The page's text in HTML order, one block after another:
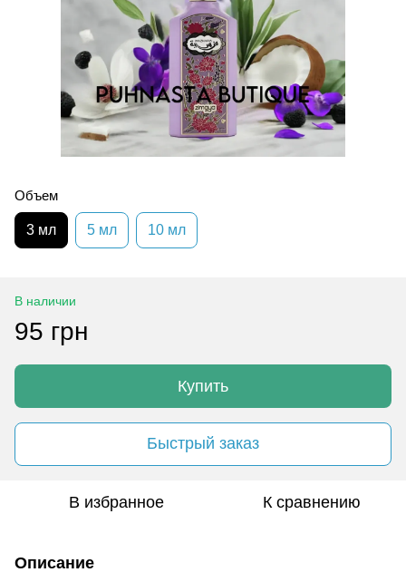
Объем
3 мл 5 мл 10 мл
В наличии
95 грн
Купить
Быстрый заказ
В избранное К сравнению
Описание